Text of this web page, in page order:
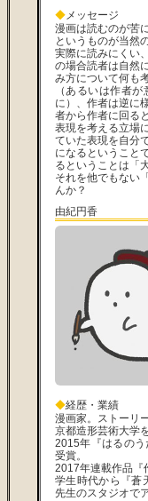
◆メッセージ
漫画は読むのが苦
というものが当然
実際に読みにくい
の場合読者は自然
み方について何も
（あるいは作者
に）、作者は逆に
者から作者に回る
表現を考える立場
ていた表現を自分
になるということ
るということは「
それを他でもない
んか？
由紀円香
◆経歴・業績
漫画家。ストーリ
京都造形芸術大学
2015年『はるの
受賞。
2017年連載作品『
学生時代から『蒼
先生のスタジオで